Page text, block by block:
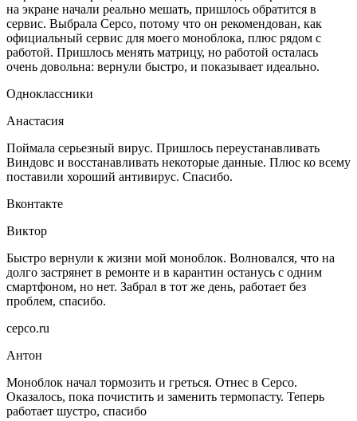
на экране начали реально мешать, пришлось обратится в
сервис. Выбрала Серсо, потому что он рекомендован, как
официальный сервис для моего моноблока, плюс рядом с
работой. Пришлось менять матрицу, но работой осталась
очень довольна: вернули быстро, и показывает идеально.
Одноклассники
Анастасия
Поймала серьезный вирус. Пришлось переустанавливать
Виндовс и восстанавливать некоторые данные. Плюс ко всему
поставили хороший антивирус. Спасибо.
Вконтакте
Виктор
Быстро вернули к жизни мой моноблок. Волновался, что на
долго застрянет в ремонте и в карантин останусь с одним
смартфоном, но нет. Забрал в тот же день, работает без
проблем, спасибо.
серсо.ru
Антон
Моноблок начал тормозить и греться. Отнес в Серсо.
Оказалось, пока почистить и заменить термопасту. Теперь
работает шустро, спасибо